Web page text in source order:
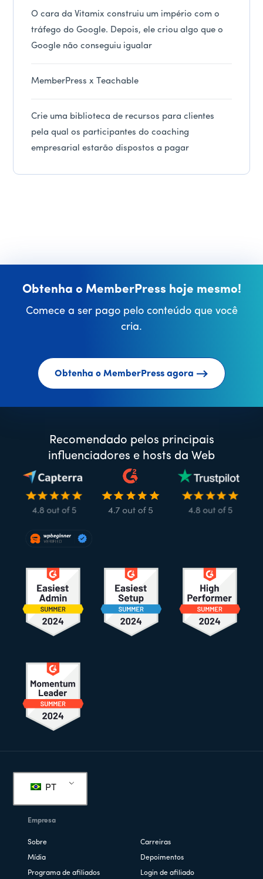
O cara da Vitamix construiu um império com o
tráfego do Google. Depois, ele criou algo que o
Google não conseguiu igualar
MemberPress x Teachable
Crie uma biblioteca de recursos para clientes
pela qual os participantes do coaching
empresarial estarão dispostos a pagar
Obtenha o MemberPress hoje mesmo!
Comece a ser pago pelo conteúdo que você
cria.
Obtenha o MemberPress agora
Recomendado pelos principais
influenciadores e hosts da Web
PT
Empresa
Sobre Carreiras
Mídia Depoimentos
Programa de afiliados Login de afiliado